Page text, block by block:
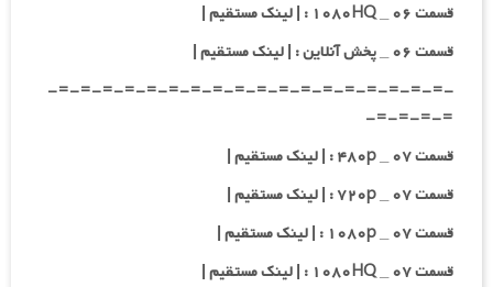
قسمت ۰۶ _ ۱۰۸۰HQ : | لینک مستقیم |
قسمت ۰۶ _ پخش آنلاین : | لینک مستقیم |
-=-=-=-=-=-=-=-=-=-=-=-=-=-=-=-=-=-=-
=-=-=-=-
قسمت ۰۷ _ ۴۸۰p : | لینک مستقیم |
قسمت ۰۷ _ ۷۲۰p : | لینک مستقیم |
قسمت ۰۷ _ ۱۰۸۰p : | لینک مستقیم |
قسمت ۰۷ _ ۱۰۸۰HQ : | لینک مستقیم |